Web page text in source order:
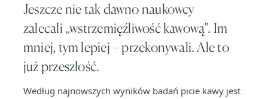
Jeszcze nie tak dawno naukowcy
zalecali „wstrzemięźliwość kawową”. Im
mniej, tym lepiej – przekonywali. Ale to
już przeszłość.
Według najnowszych wyników badań picie kawy jest